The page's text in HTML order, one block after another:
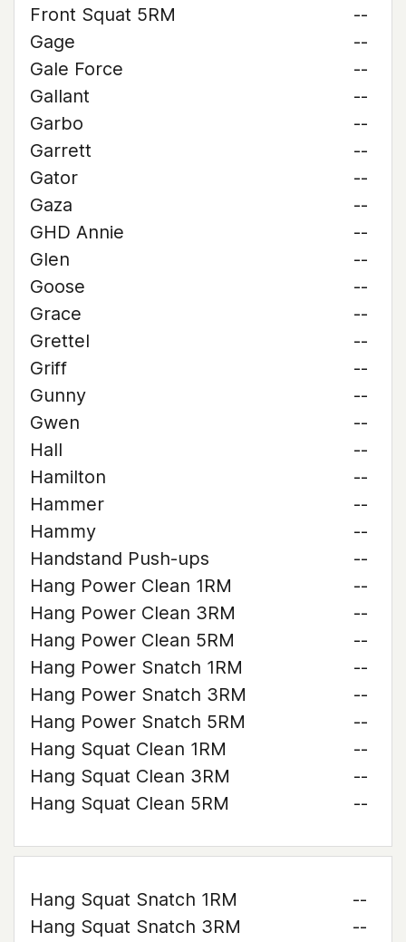
Front Squat 5RM
--
Gage
--
Gale Force
--
Gallant
--
Garbo
--
Garrett
--
Gator
--
Gaza
--
GHD Annie
--
Glen
--
Goose
--
Grace
--
Grettel
--
Griff
--
Gunny
--
Gwen
--
Hall
--
Hamilton
--
Hammer
--
Hammy
--
Handstand Push-ups
--
Hang Power Clean 1RM
--
Hang Power Clean 3RM
--
Hang Power Clean 5RM
--
Hang Power Snatch 1RM
--
Hang Power Snatch 3RM
--
Hang Power Snatch 5RM
--
Hang Squat Clean 1RM
--
Hang Squat Clean 3RM
--
Hang Squat Clean 5RM
--
Hang Squat Snatch 1RM
--
Hang Squat Snatch 3RM
--